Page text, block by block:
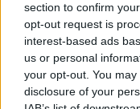
section to confirm
opt-out request is
interest-based ads
us or personal
your opt-out. You
disclosure of your
5
éve
Kinek